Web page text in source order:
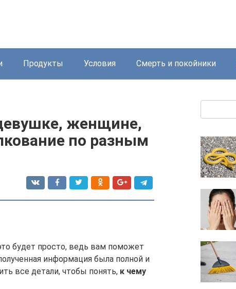
Продукты Условия Смерть и покойники
женщине,
по разным
будет просто, ведь вам поможет
информация была полной и
все детали, чтобы понять, к чему